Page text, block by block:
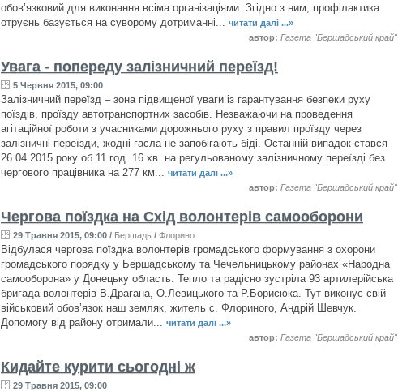
обов’язковий для виконання всіма організаціями. Згідно з ним, профілактика
отруєнь базується на суворому дотриманні...
читати далі ...»
автор: Газета "Бершадський край"
Увага - попереду залізничний переїзд!
5 Червня 2015, 09:00
Залізничний переїзд – зона підвищеної уваги із гарантування безпеки руху
поїздів, проїзду автотранспортних засобів. Незважаючи на проведення
агітаційної роботи з учасниками дорожнього руху з правил проїзду через
залізничні переїзди, жодні гасла не запобігають біді. Останній випадок стався
26.04.2015 року об 11 год. 16 хв. на регульованому залізничному переїзді без
чергового працівника на 277 км...
читати далі ...»
автор: Газета "Бершадський край"
Чергова поїздка на Схід волонтерів самооборони
29 Травня 2015, 09:00 / Бершадь / Флорино
Відбулася чергова поїздка волонтерів громадського формування з охорони
громадського порядку у Бершадському та Чечельницькому районах «Народна
самооборона» у Донецьку область. Тепло та радісно зустріла 93 артилерійська
бригада волонтерів В.Драгана, О.Левицького та Р.Борисюка. Тут виконує свій
військовий обов’язок наш земляк, житель с. Флориного, Андрій Шевчук.
Допомогу від району отримали...
читати далі ...»
автор: Газета "Бершадський край"
Кидайте курити сьогодні ж
29 Травня 2015, 09:00